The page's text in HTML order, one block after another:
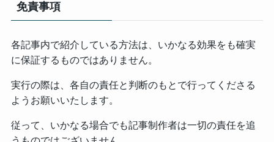
免責事項
各記事内で紹介している方法は、いかなる効果をも確実
に保証するものではありません。
実行の際は、各自の責任と判断のもとで行ってくださる
ようお願いいたします。
従って、いかなる場合でも記事制作者は一切の責任を追